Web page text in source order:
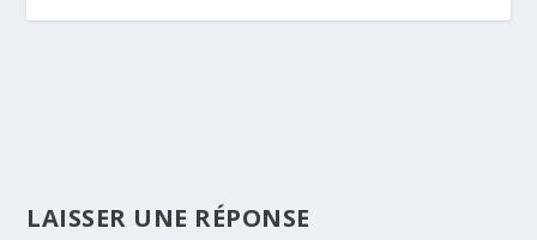
LAISSER UNE RÉPONSE